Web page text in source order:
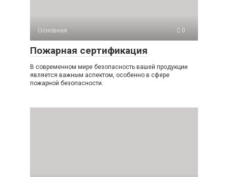
Основная 0
Пожарная сертификация
В современном мире безопасность вашей продукции
является важным аспектом, особенно в сфере
пожарной безопасности.